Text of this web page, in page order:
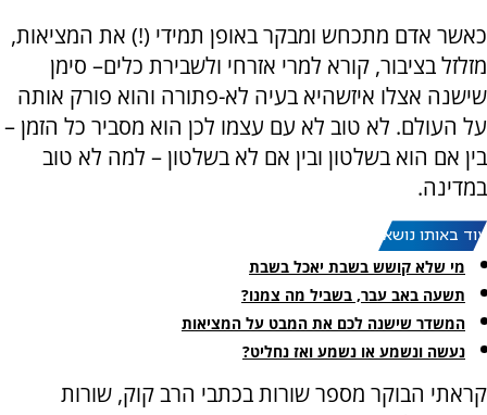
כאשר אדם מתכחש ומבקר באופן תמידי (!) את המציאות,
מזלזל בציבור, קורא למרי אזרחי ולשבירת כלים– סימן
שישנה אצלו איזשהיא בעיה לא-פתורה והוא פורק אותה
על העולם. לא טוב לא עם עצמו לכן הוא מסביר כל הזמן –
בין אם הוא בשלטון ובין אם לא בשלטון – למה לא טוב
במדינה.
עוד באותו נושא:
מי שלא קושש בשבת יאכל בשבת
תשעה באב עבר, בשביל מה צמנו?
המשדר שישנה לכם את המבט על המציאות
נעשה ונשמע או נשמע ואז נחליט?
קראתי הבוקר מספר שורות בכתבי הרב קוק, שורות